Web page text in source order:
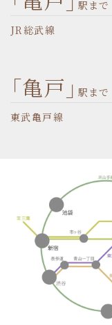
駅まで
JR総武線
「亀戸」 駅まで
東武亀戸線